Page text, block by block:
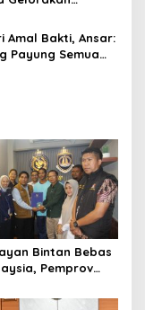
Amal Bakti, Ansar:
Payung Semua
Bintan Bebas
Pemprov
Air